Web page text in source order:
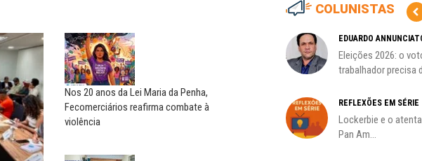
Nos 20 anos da Lei Maria da Penha,
Fecomerciários reafirma combate à
violência
COLUNISTAS
SERGIO LUIZ LEITE (SERGINHO)
Saúde mental:
responsabilidade de todos
MARCOS VERLAINE
Nem reconstruir, nem
reinventar, o sindicalismo
precisa voltar...
A geopolítica nas eleições de
EDUARDO
Eleições 2026: o
trabalhador precisa
REFLEXÕES EM SÉRIE
Lockerbie e o
Pan Am...